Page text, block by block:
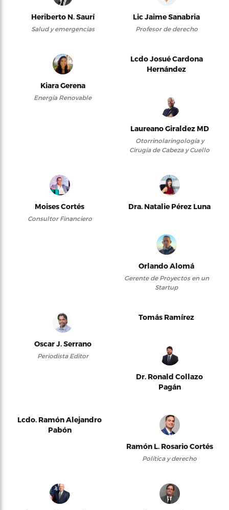
Heriberto N. Saurí
Salud y emergencias
Lic Jaime Sanabria
Profesor de derecho
Kiara Gerena
Energía Renovable
Lcdo Josué Cardona
Hernández
Laureano Giraldez MD
Otorrinolaringología y
Cirugía de Cabeza y Cuello
Moises Cortés
Consultor Financiero
Dra. Natalie Pérez Luna
Orlando Alomá
Gerente de Proyectos en un
Startup
Oscar J. Serrano
Periodista Editor
Tomás Ramírez
Dr. Ronald Collazo
Pagán
Lcdo. Ramón Alejandro
Pabón
Ramón L. Rosario Cortés
Política y derecho